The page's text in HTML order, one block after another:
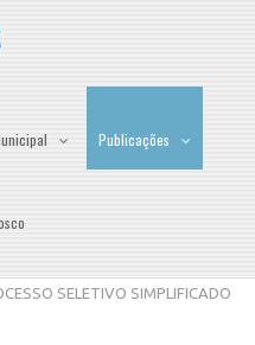
Publicações
SELETIVO SIMPLIFICADO